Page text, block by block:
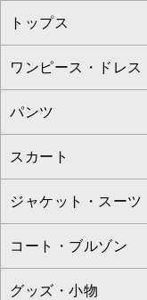
Sybilla
S sybilla
Jocomomola
TARA JARMON
ZAPA
TONEA
EMILIO ROBBA
BUYERS
トップス
すべてのトップス
カットソー・Tシ
ブラウス・シャツ
ニット・セーター
カーディガン
アンサンブルセッ
ワンピース・ドレス
すべてのワンピー
ワンピース
ドレス
チュニック
ジャンパースカー
パンツ
すべてのパンツ
フルレングスパン
クロップド・半端
ガウチョ・ワイド
スカート
すべてのスカート
ロング・マキシ丈
ひざ丈スカート
ジャケット・スーツ
すべてのジャケッ
テーラードジャケ
コート・ブルゾン
すべてのコート・
グッズ・小物